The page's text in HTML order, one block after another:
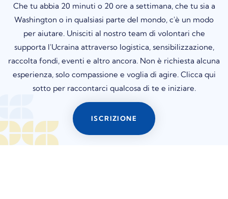
Che tu abbia 20 minuti o 20 ore a settimana, che tu sia a
Washington o in qualsiasi parte del mondo, c'è un modo
per aiutare. Unisciti al nostro team di volontari che
supporta l'Ucraina attraverso logistica, sensibilizzazione,
raccolta fondi, eventi e altro ancora. Non è richiesta alcuna
esperienza, solo compassione e voglia di agire. Clicca qui
sotto per raccontarci qualcosa di te e iniziare.
ISCRIZIONE